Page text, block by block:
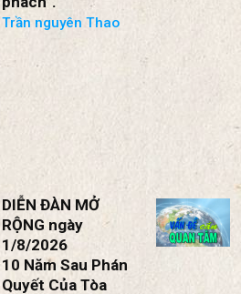
“CỦA NGƯỜI
PHÚC TA”. . . ra
phách”.
DIỄN ĐÀN MỞ